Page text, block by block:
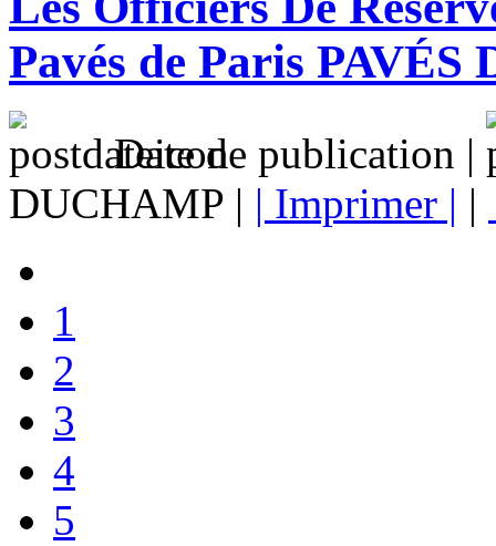
Pavés de Paris PAVÉS
Date de publication |
DUCHAMP | | Imprimer | |
1
2
3
4
5